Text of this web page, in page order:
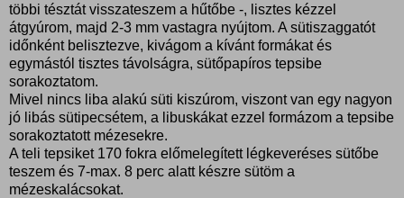
többi tésztát visszateszem a hűtőbe -, lisztes kézzel
átgyúrom, majd 2-3 mm vastagra nyújtom. A sütiszaggatót
időnként belisztezve, kivágom a kívánt formákat és
egymástól tisztes távolságra, sütőpapíros tepsibe
sorakoztatom.
Mivel nincs liba alakú süti kiszúrom, viszont van egy nagyon
jó libás sütipecsétem, a libuskákat ezzel formázom a tepsibe
sorakoztatott mézesekre.
A teli tepsiket 170 fokra előmelegített légkeveréses sütőbe
teszem és 7-max. 8 perc alatt készre sütöm a
mézeskalácsokat.